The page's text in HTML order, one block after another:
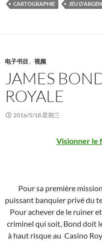
CARTOGRAPHIE JEU
电子书目 、 视频
JAMES
ROYALE
2016/5/18 星期三
Visionner le
Pour sa première
puissant banquier privé du
Pour achever de le ruiner
criminel qui soit, Bond doit
à haut risque au Casino